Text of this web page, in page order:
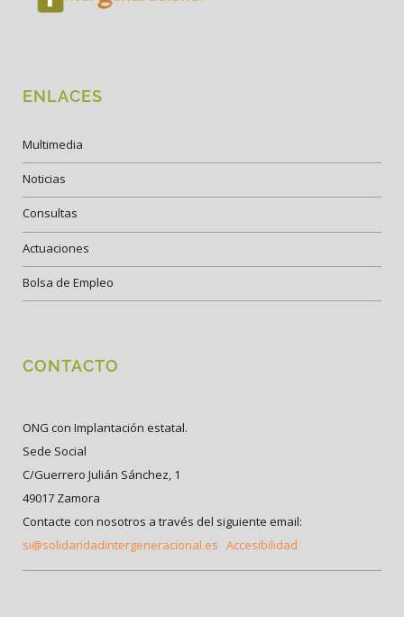
ENLACES
Multimedia
Noticias
Consultas
Actuaciones
Bolsa de Empleo
CONTACTO
ONG con Implantación estatal.
Sede Social
C/Guerrero Julián Sánchez, 1
49017 Zamora
Contacte con nosotros a través del siguiente email:
si@solidaridadintergeneracional.es Accesibilidad